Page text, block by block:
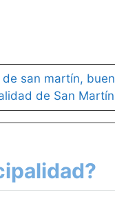
de San Martín